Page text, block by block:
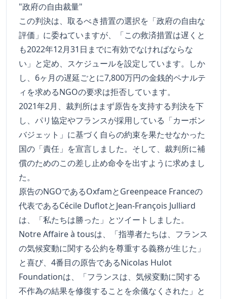
"政府の自由裁量"
この判決は、取るべき措置の選択を「政府の自由な
評価」に委ねていますが、「この救済措置は遅くと
も2022年12月31日までに有効でなければならな
い」と定め、スケジュールを設定しています。しか
し、6ヶ月の遅延ごとに7,800万円の金銭的ペナルテ
ィを求めるNGOの要求は拒否しています。
2021年2月、裁判所はまず原告を支持する判決を下
し、パリ協定やフランスが採用している「カーボン
バジェット」に基づく自らの約束を果たせなかった
国の「責任」を宣言しました。そして、裁判所に補
償のためのこの差し止め命令を出すように求めまし
た。
原告のNGOであるOxfamとGreenpeace Franceの
代表であるCécile DuflotとJean-François Julliard
は、「私たちは勝った」とツイートしました。
Notre Affaire à tousは、「指導者たちは、フランス
の気候変動に関する公約を尊重する義務が生じた」
と喜び、4番目の原告であるNicolas Hulot
Foundationは、「フランスは、気候変動に関する
不作為の結果を修復することを余儀なくされた」と